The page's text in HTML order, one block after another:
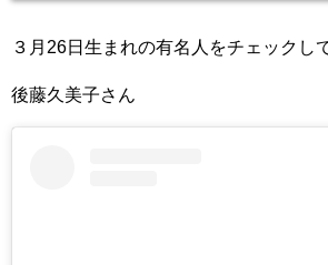
３月26日生まれの有名人をチェックし
後藤久美子さん